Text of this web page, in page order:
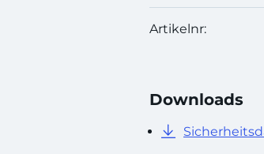
Artikelnr:
Downloads